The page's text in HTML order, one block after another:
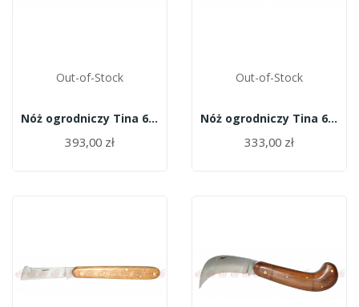
Out-of-Stock
Nóż ogrodniczy Tina 641/10f
393,00 zł
Out-of-Stock
Nóż ogrodniczy Tina 641/10
333,00 zł